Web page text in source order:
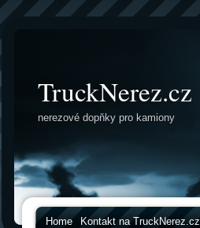
TruckNerez.cz
nerezové dopňky pro kamiony
Home Kontakt na TruckNerez.cz